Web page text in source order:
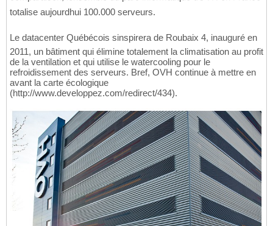
totalise aujourdhui 100.000 serveurs.
Le datacenter Québécois sinspirera de Roubaix 4, inauguré en
2011, un bâtiment qui élimine totalement la climatisation au profit
de la ventilation et qui utilise le watercooling pour le
refroidissement des serveurs. Bref, OVH continue à mettre en
avant la carte écologique
(http://www.developpez.com/redirect/434).